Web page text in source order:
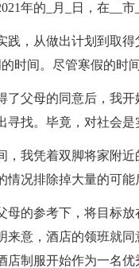
年的_月_日，在__
践，从做出计划到取
时间。尽管寒假的时
了父母的同意后，我
寻找。毕竟，对社会是
，我凭着双脚将家附
情况排除掉大量的可能
母的参考下，将目标
来意，酒店的领班就
店制服开始作为一名